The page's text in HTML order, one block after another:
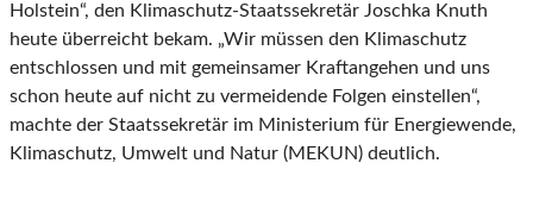
Holstein“, den Klimaschutz-Staatssekretär Joschka Knuth
heute überreicht bekam. „Wir müssen den Klimaschutz
entschlossen und mit gemeinsamer Kraftangehen und uns
schon heute auf nicht zu vermeidende Folgen einstellen“,
machte der Staatssekretär im Ministerium für Energiewende,
Klimaschutz, Umwelt und Natur (MEKUN) deutlich.